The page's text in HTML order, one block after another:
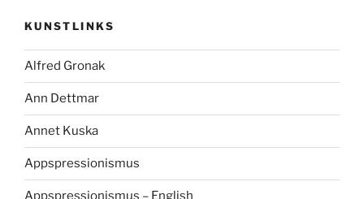
KUNSTLINKS
Alfred Gronak
Ann Dettmar
Annet Kuska
Appspressionismus
Appspressionismus – English